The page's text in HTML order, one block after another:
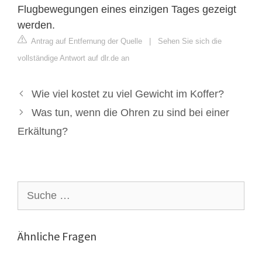
Flugbewegungen eines einzigen Tages gezeigt
werden.
Antrag auf Entfernung der Quelle | Sehen Sie sich die
vollständige Antwort auf dlr.de an
Wie viel kostet zu viel Gewicht im Koffer?
Was tun, wenn die Ohren zu sind bei einer
Erkältung?
nach:
Ähnliche Fragen